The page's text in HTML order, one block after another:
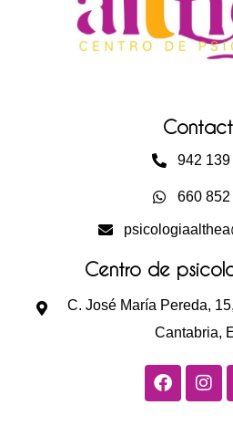
942 139
660 852
Centro de
C. José María Pereda,
Cantabria,